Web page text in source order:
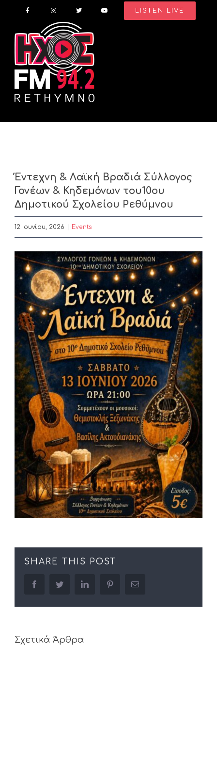
content
LISTEN LIVE
Έντεχνη & Λαϊκή Βραδιά Σύλλογος
Γονέων & Κηδεμόνων του10ου
Δημοτικού Σχολείου Ρεθύμνου
12 Ιουνίου, 2026 Events
View
Larger
Image
SHARE THIS POST
facebooktwitter linkedin pinterestEmail
Σχετικά Άρθρα